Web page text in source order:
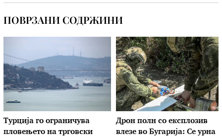
ПОВРЗАНИ СОДРЖИНИ
Турција го ограничува
пловењето на трговски
Дрон полн со експлозив
влезе во Бугарија: Се урна